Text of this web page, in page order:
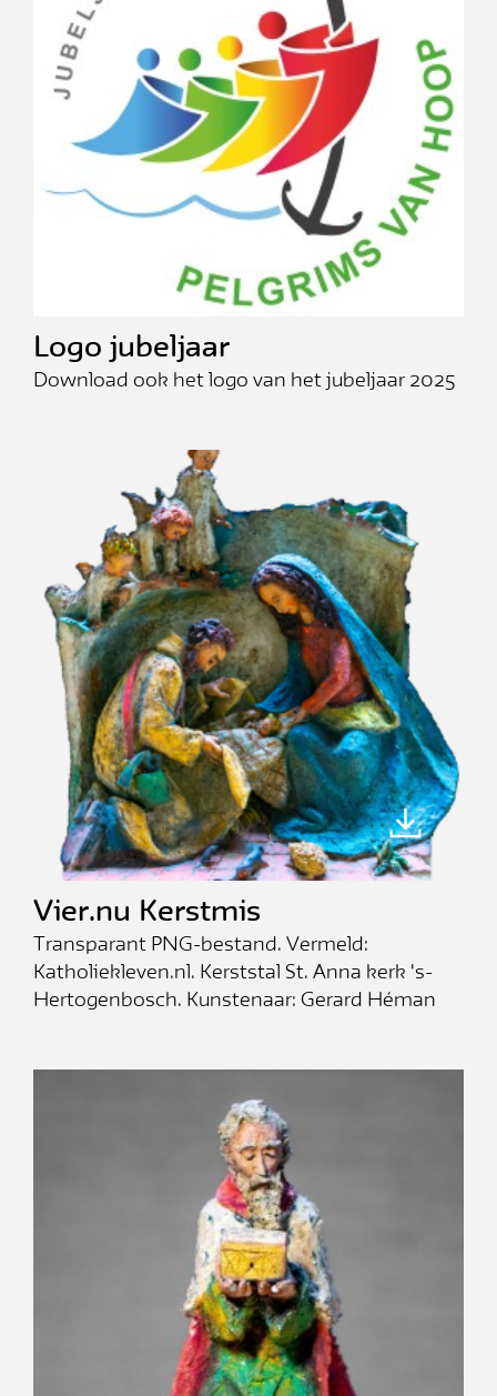
Logo jubeljaar
Download ook het logo van het jubeljaar 2025
Vier.nu Kerstmis
Transparant PNG-bestand. Vermeld:
Katholiekleven.nl. Kerststal St. Anna kerk 's-
Hertogenbosch. Kunstenaar: Gerard Héman